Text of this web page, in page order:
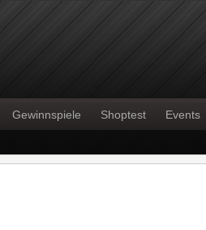
Gewinnspiele Shoptest Events